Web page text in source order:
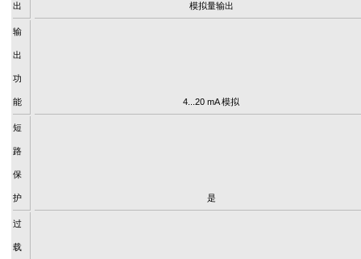
出 模拟量输出
输
出
功
能 4...20 mA 模拟
短
路
保
护 是
过
载